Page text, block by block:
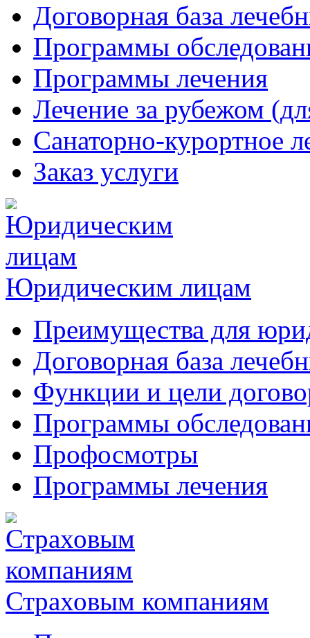
Договорная база
Программы
Программы лечения
Лечение за рубежом
Санаторно-курортное
Заказ услуги
Юридическим лицам
Преимущества для
Договорная база
Функции и цели
Программы
Профосмотры
Программы лечения
Страховым компаниям